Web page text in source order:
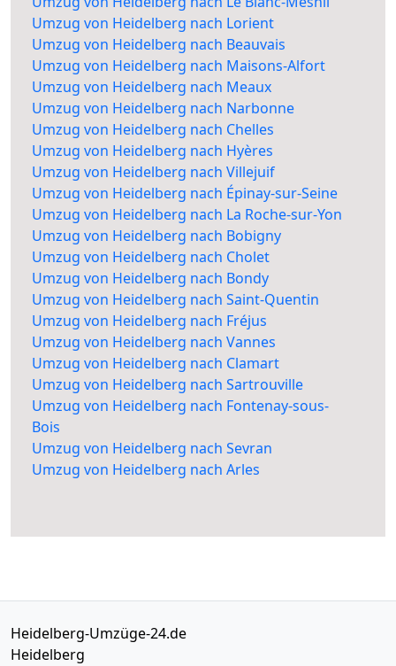
Umzug von Heidelberg nach Lorient
Umzug von Heidelberg nach Beauvais
Umzug von Heidelberg nach Maisons-Alfort
Umzug von Heidelberg nach Meaux
Umzug von Heidelberg nach Narbonne
Umzug von Heidelberg nach Chelles
Umzug von Heidelberg nach Hyères
Umzug von Heidelberg nach Villejuif
Umzug von Heidelberg nach Épinay-sur-Seine
Umzug von Heidelberg nach La Roche-sur-Yon
Umzug von Heidelberg nach Bobigny
Umzug von Heidelberg nach Cholet
Umzug von Heidelberg nach Bondy
Umzug von Heidelberg nach Saint-Quentin
Umzug von Heidelberg nach Fréjus
Umzug von Heidelberg nach Vannes
Umzug von Heidelberg nach Clamart
Umzug von Heidelberg nach Sartrouville
Umzug von Heidelberg nach Fontenay-sous-
Bois
Umzug von Heidelberg nach Sevran
Umzug von Heidelberg nach Arles
Heidelberg-Umzüge-24.de
Heidelberg